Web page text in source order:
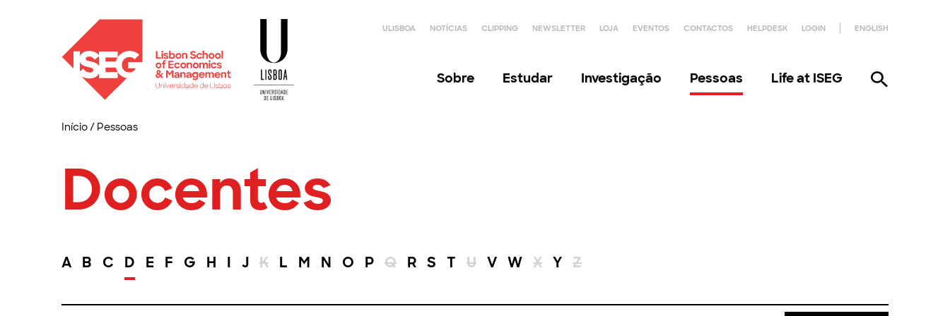
ULISBOA NOTÍCIAS CLIPPING NEWSLETTER LOJA EVENTOS CONTACTOS HELPDESK LOGIN ENGLISH
Sobre Estudar Investigação Pessoas Life at ISEG
Início/ Pessoas
Docentes
A B C D E F G H I J K L M N O P Q R S T U V W X Y Z